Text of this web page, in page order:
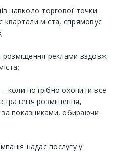
навколо торгової точки
квартали міста, спрямовує
розміщення реклами вздовж
коли потрібно охопити все
розміщення,
показниками, обираючи
надає послугу у